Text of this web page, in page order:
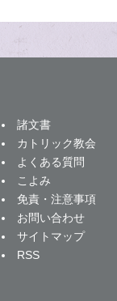
諸文書
カトリック教会
よくある質問
こよみ
免責・注意事項
お問い合わせ
サイトマップ
RSS